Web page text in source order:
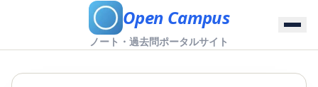
Open Campus
ノート・過去問ポータルサイト